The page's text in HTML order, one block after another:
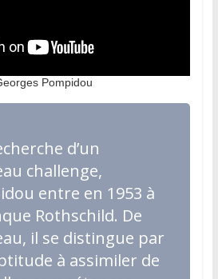
Pompidou
d’un
challenge,
entre en 1953 à
Rothschild. De
il se distingue par
à assimiler de